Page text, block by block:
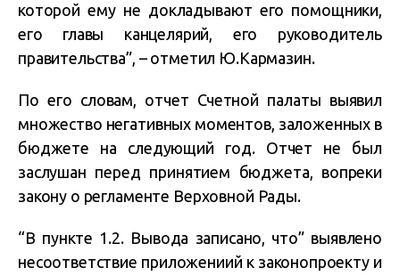
которой ему не докладывают его помощники,
его главы канцелярий, его руководитель
правительства”, – отметил Ю.Кармазин.
По его словам, отчет Счетной палаты выявил
множество негативных моментов, заложенных в
бюджете на следующий год. Отчет не был
заслушан перед принятием бюджета, вопреки
закону о регламенте Верховной Рады.
“В пункте 1.2. Вывода записано, что” выявлено
несоответствие приложениий к законопроекту и